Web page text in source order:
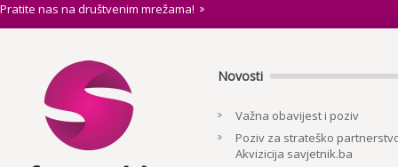
Pratite nas na društvenim mrežama!
Novosti
Važna obavijest i poziv
Poziv za strateško
Akvizicija savjetnik.ba